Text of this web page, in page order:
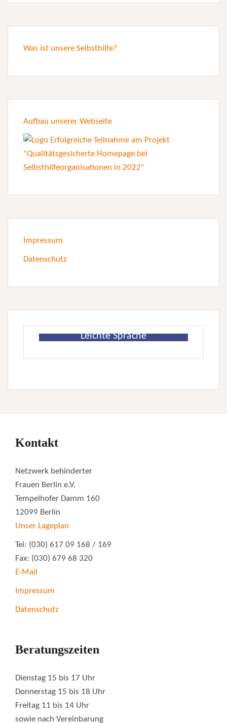
Was ist unsere Selbsthilfe?
Aufbau unserer Webseite
Impressum
Datenschutz
Leichte Sprache
Kontakt
Netzwerk behinderter
Frauen Berlin e.V.
Tempelhofer Damm 160
12099 Berlin
Unser Lageplan
Tel: (030) 617 09 168 / 169
Fax: (030) 679 68 320
E-Mail
Impressum
Datenschutz
Beratungszeiten
Dienstag 15 bis 17 Uhr
Donnerstag 15 bis 18 Uhr
Freitag 11 bis 14 Uhr
sowie nach Vereinbarung